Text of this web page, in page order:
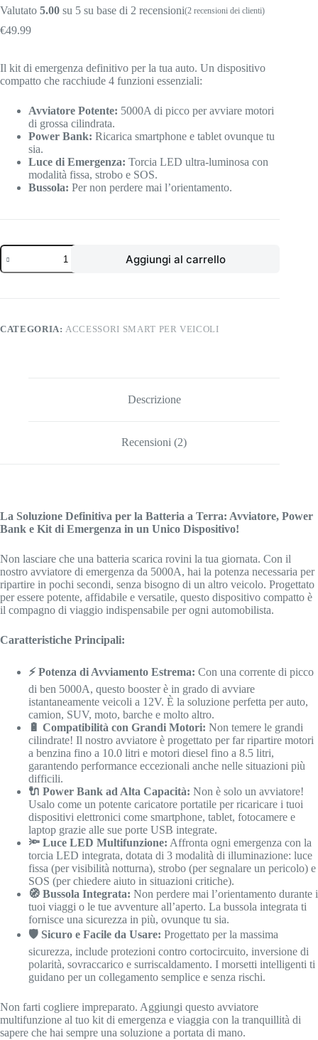
Valutato 5.00 su 5 su base di 2 recensioni(2 recensioni dei clienti)
€49.99
Il kit di emergenza definitivo per la tua auto. Un dispositivo
compatto che racchiude 4 funzioni essenziali:
Avviatore Potente: 5000A di picco per avviare motori
di grossa cilindrata.
Power Bank: Ricarica smartphone e tablet ovunque tu
sia.
Luce di Emergenza: Torcia LED ultra-luminosa con
modalità fissa, strobo e SOS.
Bussola: Per non perdere mai l’orientamento.
Aggiungi al carrello
CATEGORIA:ACCESSORI SMART PER VEICOLI
Descrizione
Recensioni (2)
La Soluzione Definitiva per la Batteria a Terra: Avviatore, Power
Bank e Kit di Emergenza in un Unico Dispositivo!
Non lasciare che una batteria scarica rovini la tua giornata. Con il
nostro avviatore di emergenza da 5000A, hai la potenza necessaria per
ripartire in pochi secondi, senza bisogno di un altro veicolo. Progettato
per essere potente, affidabile e versatile, questo dispositivo compatto è
il compagno di viaggio indispensabile per ogni automobilista.
Caratteristiche Principali:
⚡ Potenza di Avviamento Estrema: Con una corrente di picco
di ben 5000A, questo booster è in grado di avviare
istantaneamente veicoli a 12V. È la soluzione perfetta per auto,
camion, SUV, moto, barche e molto altro.
🔋 Compatibilità con Grandi Motori: Non temere le grandi
cilindrate! Il nostro avviatore è progettato per far ripartire motori
a benzina fino a 10.0 litri e motori diesel fino a 8.5 litri,
garantendo performance eccezionali anche nelle situazioni più
difficili.
🔌 Power Bank ad Alta Capacità: Non è solo un avviatore!
Usalo come un potente caricatore portatile per ricaricare i tuoi
dispositivi elettronici come smartphone, tablet, fotocamere e
laptop grazie alle sue porte USB integrate.
🔦 Luce LED Multifunzione: Affronta ogni emergenza con la
torcia LED integrata, dotata di 3 modalità di illuminazione: luce
fissa (per visibilità notturna), strobo (per segnalare un pericolo) e
SOS (per chiedere aiuto in situazioni critiche).
🧭 Bussola Integrata: Non perdere mai l’orientamento durante i
tuoi viaggi o le tue avventure all’aperto. La bussola integrata ti
fornisce una sicurezza in più, ovunque tu sia.
🛡️ Sicuro e Facile da Usare: Progettato per la massima
sicurezza, include protezioni contro cortocircuito, inversione di
polarità, sovraccarico e surriscaldamento. I morsetti intelligenti ti
guidano per un collegamento semplice e senza rischi.
Non farti cogliere impreparato. Aggiungi questo avviatore
multifunzione al tuo kit di emergenza e viaggia con la tranquillità di
sapere che hai sempre una soluzione a portata di mano.